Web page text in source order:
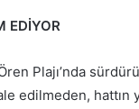
EDİYOR
Plajı’nda
edilmeden,